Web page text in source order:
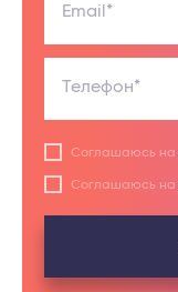
Email*
Телефон*
Соглашаюсь на
Соглашаюсь на